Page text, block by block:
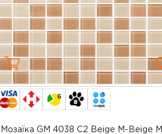
6
Мозаїка GM 4038 C2 Beige M-Beige M